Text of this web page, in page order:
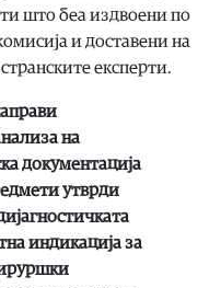
што беа издвоени по
и доставени на
експерти.
на
документација
утврди
индикација за